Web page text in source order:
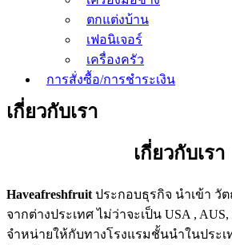
ตกแต่งบ้าน
เฟอนิเจอร์
เครื่องครัว
การสั่งซื้อ/การชำระเงิน
เกี่ยวกับเรา
เกี่ยวกับเรา
Haveafreshfruit ประกอบธุรกิจ นำเข้า วั
จากต่างประเทศ ไม่ว่าจะเป็น USA , AUS,
จำหน่ายให้กับทางโรงแรมชั้นนำในประเ